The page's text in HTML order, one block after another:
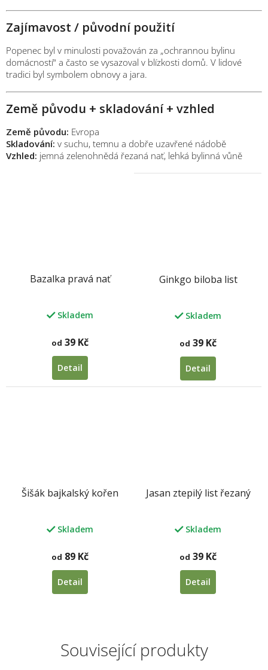
Související produkty
Zajímavost / původní použití
Popenec byl v minulosti považován za „ochrannou bylinu
domácností“ a často se vysazoval v blízkosti domů. V lidové
tradici byl symbolem obnovy a jara.
Země původu + skladování + vzhled
Země původu: Evropa
Skladování: v suchu, temnu a dobře uzavřené nádobě
Vzhled: jemná zelenohnědá řezaná nať, lehká bylinná vůně
Bazalka pravá nať
Skladem
od 39 Kč
Detail
Ginkgo biloba list
Skladem
od 39 Kč
Detail
Šišák bajkalský kořen
Skladem
od 89 Kč
Detail
Jasan ztepilý list řezaný
Skladem
od 39 Kč
Detail